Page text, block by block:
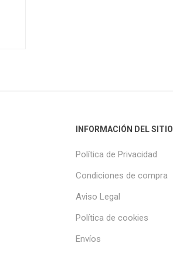
INFORMACIÓN DEL SITIO
Política de Privacidad
Condiciones de compra
Aviso Legal
Política de cookies
Envíos